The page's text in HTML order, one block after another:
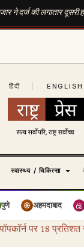
ने दर्ज की लगातार
हिंदी ENGLISH
स्वास्थ्य / चिकित्सा
पुणे अहमदाबाद
पर 18 प्रतिशत